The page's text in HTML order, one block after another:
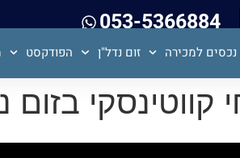
053-5366884
נכסים למכירה זום נדל"ן הפודקסט
בזום נדל"ן 144-